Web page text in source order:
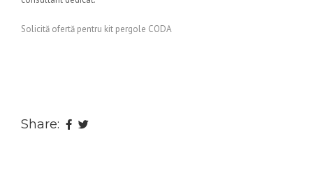
Solicită ofertă pentru kit pergole CODA
Share: